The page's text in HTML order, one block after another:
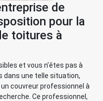
de
pour la
toitures à
et vous n’êtes pas à
dans une telle situation,
couvreur professionnel à
Ce professionnel,